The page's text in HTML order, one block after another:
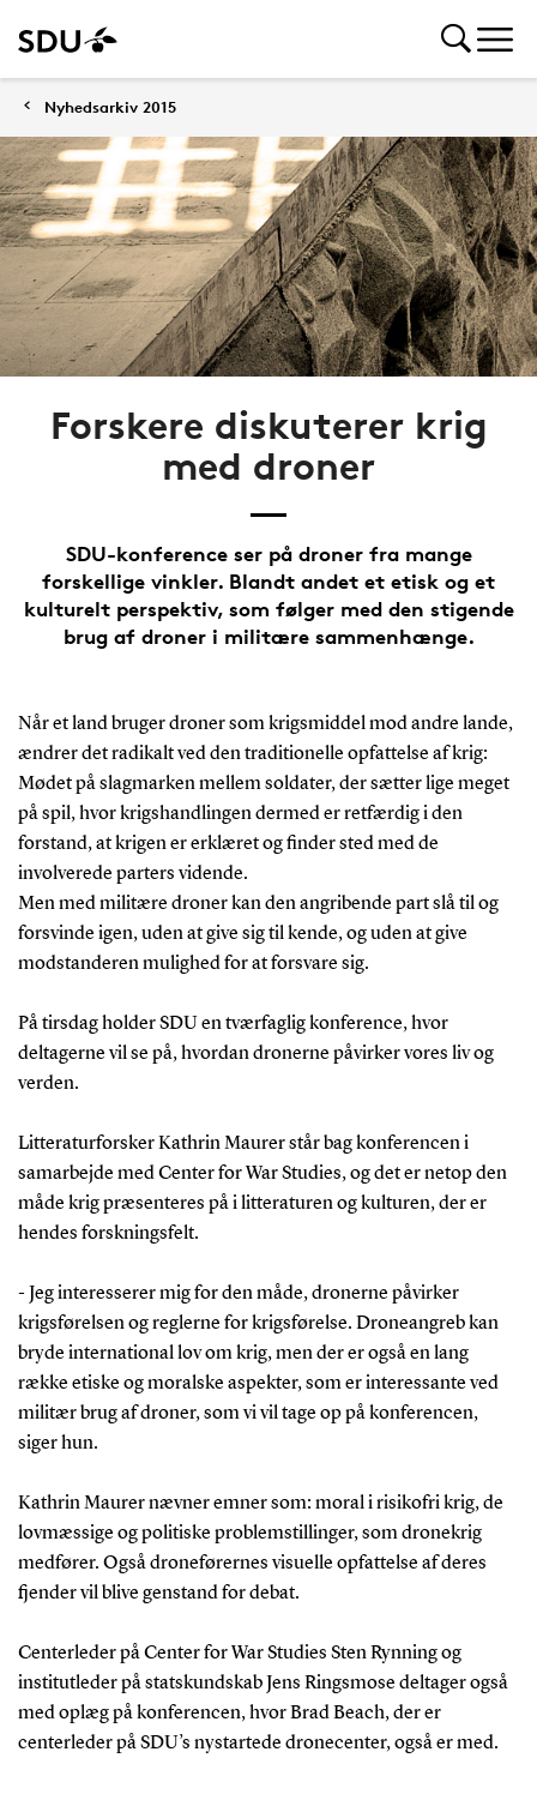
Nyhedsarkiv 2015
Forskere diskuterer krig
med droner
SDU-konference ser på droner fra mange
forskellige vinkler. Blandt andet et etisk og et
kulturelt perspektiv, som følger med den stigende
brug af droner i militære sammenhænge.
Når et land bruger droner som krigsmiddel mod andre lande,
ændrer det radikalt ved den traditionelle opfattelse af krig:
Mødet på slagmarken mellem soldater, der sætter lige meget
på spil, hvor krigshandlingen dermed er retfærdig i den
forstand, at krigen er erklæret og finder sted med de
involverede parters vidende.
Men med militære droner kan den angribende part slå til og
forsvinde igen, uden at give sig til kende, og uden at give
modstanderen mulighed for at forsvare sig.
På tirsdag holder SDU en tværfaglig konference, hvor
deltagerne vil se på, hvordan dronerne påvirker vores liv og
verden.
Litteraturforsker Kathrin Maurer står bag konferencen i
samarbejde med Center for War Studies, og det er netop den
måde krig præsenteres på i litteraturen og kulturen, der er
hendes forskningsfelt.
- Jeg interesserer mig for den måde, dronerne påvirker
krigsførelsen og reglerne for krigsførelse. Droneangreb kan
bryde international lov om krig, men der er også en lang
række etiske og moralske aspekter, som er interessante ved
militær brug af droner, som vi vil tage op på konferencen,
siger hun.
Kathrin Maurer nævner emner som: moral i risikofri krig, de
lovmæssige og politiske problemstillinger, som dronekrig
medfører. Også droneførernes visuelle opfattelse af deres
fjender vil blive genstand for debat.
Centerleder på Center for War Studies Sten Rynning og
institutleder på statskundskab Jens Ringsmose deltager også
med oplæg på konferencen, hvor Brad Beach, der er
centerleder på SDU’s nystartede dronecenter, også er med.